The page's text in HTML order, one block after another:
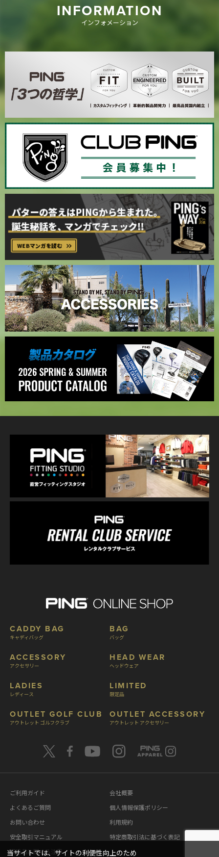
INFORMATION
インフォメーション
CADDY BAG
キャディバッグ
ACCESSORY
アクセサリー
LADIES
レディース
OUTLET GOLF CLUB
アウトレット ゴルフクラブ
BAG
バッグ
HEAD WEAR
ヘッドウェア
LIMITED
限定品
OUTLET ACCESSORY
アウトレット アクセサリー
ご利用ガイド
よくあるご質問
お問い合わせ
安全取引マニュアル
模造品に関する注意
会社概要
個人情報保護ポリシー
利用規約
特定商取引法に基づく表記
当サイトでは、サイトの利便性向上のため